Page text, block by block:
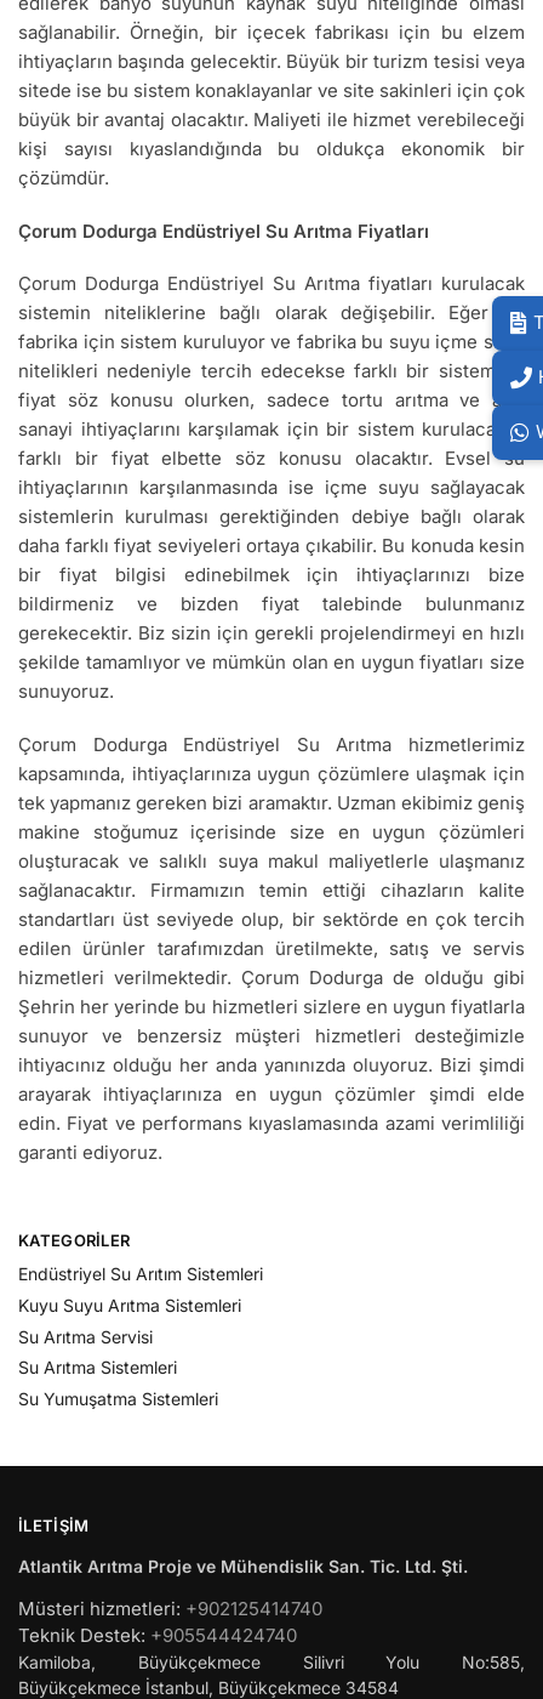
sağlanabilir. Örneğin, bir içecek fabrikası için bu elzem
ihtiyaçların başında gelecektir. Büyük bir turizm tesisi veya
sitede ise bu sistem konaklayanlar ve site sakinleri için çok
büyük bir avantaj olacaktır. Maliyeti ile hizmet verebileceği
kişi sayısı kıyaslandığında bu oldukça ekonomik bir
çözümdür.
Çorum Dodurga Endüstriyel Su Arıtma Fiyatları
Çorum Dodurga Endüstriyel Su Arıtma fiyatları kurulacak
sistemin niteliklerine bağlı olarak değişebilir. Eğer bir
fabrika için sistem kuruluyor ve fabrika bu suyu içme suyu
nitelikleri nedeniyle tercih edecekse farklı bir sistem ve
fiyat söz konusu olurken, sadece tortu arıtma ve ağır
sanayi ihtiyaçlarını karşılamak için bir sistem kurulacaksa
farklı bir fiyat elbette söz konusu olacaktır. Evsel su
ihtiyaçlarının karşılanmasında ise içme suyu sağlayacak
sistemlerin kurulması gerektiğinden debiye bağlı olarak
daha farklı fiyat seviyeleri ortaya çıkabilir. Bu konuda kesin
bir fiyat bilgisi edinebilmek için ihtiyaçlarınızı bize
bildirmeniz ve bizden fiyat talebinde bulunmanız
gerekecektir. Biz sizin için gerekli projelendirmeyi en hızlı
şekilde tamamlıyor ve mümkün olan en uygun fiyatları size
sunuyoruz.
Çorum Dodurga Endüstriyel Su Arıtma hizmetlerimiz
kapsamında, ihtiyaçlarınıza uygun çözümlere ulaşmak için
tek yapmanız gereken bizi aramaktır. Uzman ekibimiz geniş
makine stoğumuz içerisinde size en uygun çözümleri
oluşturacak ve salıklı suya makul maliyetlerle ulaşmanız
sağlanacaktır. Firmamızın temin ettiği cihazların kalite
standartları üst seviyede olup, bir sektörde en çok tercih
edilen ürünler tarafımızdan üretilmekte, satış ve servis
hizmetleri verilmektedir. Çorum Dodurga de olduğu gibi
Şehrin her yerinde bu hizmetleri sizlere en uygun fiyatlarla
sunuyor ve benzersiz müşteri hizmetleri desteğimizle
ihtiyacınız olduğu her anda yanınızda oluyoruz. Bizi şimdi
arayarak ihtiyaçlarınıza en uygun çözümler şimdi elde
edin. Fiyat ve performans kıyaslamasında azami verimliliği
garanti ediyoruz.
KATEGORILER
Endüstriyel Su Arıtım Sistemleri
Kuyu Suyu Arıtma Sistemleri
Su Arıtma Servisi
Su Arıtma Sistemleri
Su Yumuşatma Sistemleri
İLETIŞIM
Atlantik Arıtma Proje ve Mühendislik San. Tic. Ltd. Şti.
Müsteri hizmetleri: +902125414740
Teknik Destek: +905544424740
Kamiloba, Büyükçekmece Silivri Yolu No:585,
Büyükçekmece İstanbul, Büyükçekmece 34584